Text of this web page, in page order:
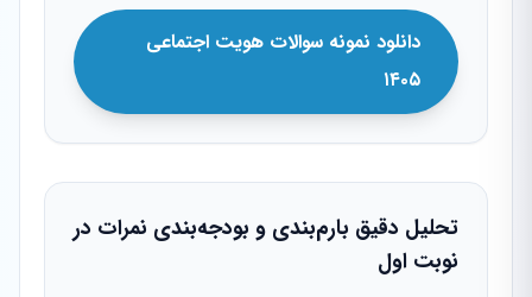
دانلود نمونه سوالات هویت اجتماعی
۱۴۰۵
تحلیل دقیق بارم‌بندی و بودجه‌بندی نمرات در
نوبت اول